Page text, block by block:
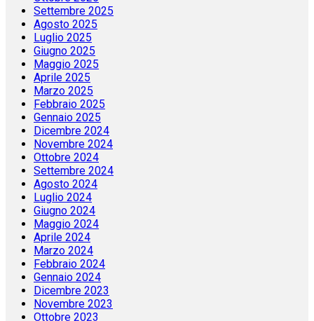
Settembre 2025
Agosto 2025
Luglio 2025
Giugno 2025
Maggio 2025
Aprile 2025
Marzo 2025
Febbraio 2025
Gennaio 2025
Dicembre 2024
Novembre 2024
Ottobre 2024
Settembre 2024
Agosto 2024
Luglio 2024
Giugno 2024
Maggio 2024
Aprile 2024
Marzo 2024
Febbraio 2024
Gennaio 2024
Dicembre 2023
Novembre 2023
Ottobre 2023